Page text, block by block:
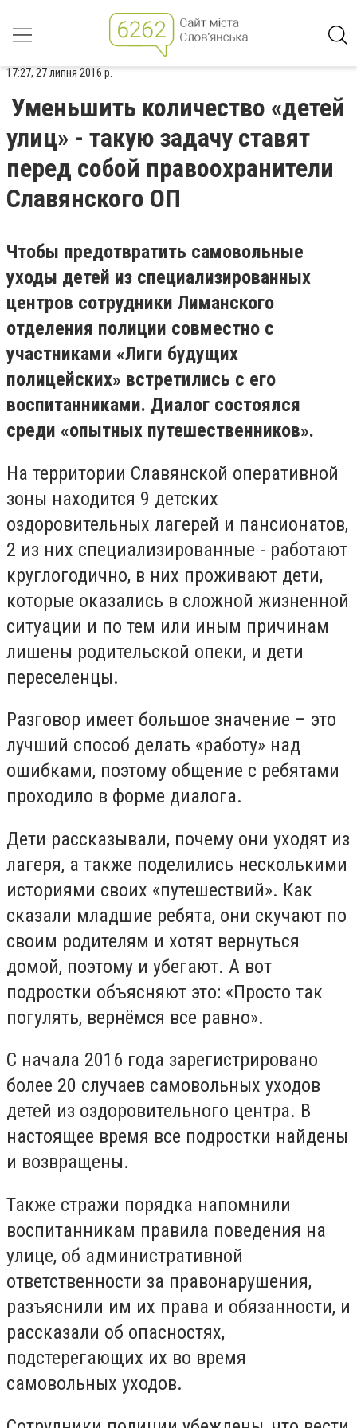
17:27, 27 липня 2016 р.
Уменьшить количество «детей
улиц» - такую задачу ставят
перед собой правоохранители
Славянского ОП
Чтобы предотвратить самовольные
уходы детей из специализированных
центров сотрудники Лиманского
отделения полиции совместно с
участниками «Лиги будущих
полицейских» встретились с его
воспитанниками. Диалог состоялся
среди «опытных путешественников».
На территории Славянской оперативной
зоны находится 9 детских
оздоровительных лагерей и пансионатов,
2 из них специализированные - работают
круглогодично, в них проживают дети,
которые оказались в сложной жизненной
ситуации и по тем или иным причинам
лишены родительской опеки, и дети
переселенцы.
Разговор имеет большое значение – это
лучший способ делать «работу» над
ошибками, поэтому общение с ребятами
проходило в форме диалога.
Дети рассказывали, почему они уходят из
лагеря, а также поделились несколькими
историями своих «путешествий». Как
сказали младшие ребята, они скучают по
своим родителям и хотят вернуться
домой, поэтому и убегают. А вот
подростки объясняют это: «Просто так
погулять, вернёмся все равно».
С начала 2016 года зарегистрировано
более 20 случаев самовольных уходов
детей из оздоровительного центра. В
настоящее время все подростки найдены
и возвращены.
Также стражи порядка напомнили
воспитанникам правила поведения на
улице, об административной
ответственности за правонарушения,
разъяснили им их права и обязанности, и
рассказали об опасностях,
подстерегающих их во время
самовольных уходов.